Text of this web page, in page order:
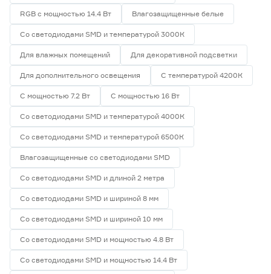
RGB с мощностью 14.4 Вт Влагозащищенные белые
Со светодиодами SMD и температурой 3000К
Для влажных помещений Для декоративной подсветки
Для дополнительного освещения С температурой 4200К
С мощностью 7.2 Вт С мощностью 16 Вт
Со светодиодами SMD и температурой 4000К
Со светодиодами SMD и температурой 6500К
Влагозащищенные со светодиодами SMD
Со светодиодами SMD и длиной 2 метра
Со светодиодами SMD и шириной 8 мм
Со светодиодами SMD и шириной 10 мм
Со светодиодами SMD и мощностью 4.8 Вт
Со светодиодами SMD и мощностью 14.4 Вт